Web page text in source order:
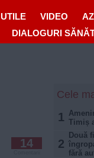
UTILE VIDEO
DIALOGURI
14
Cele
1 Timiș
2
Două
fără